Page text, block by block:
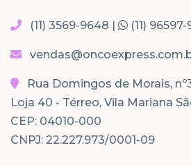
(11) 3569-9648 | (11)
Rua Domingos de Morais,
Loja 40 - Térreo, Vila Mariana
CEP: 04010-000
CNPJ: 22.227.973/0001-09